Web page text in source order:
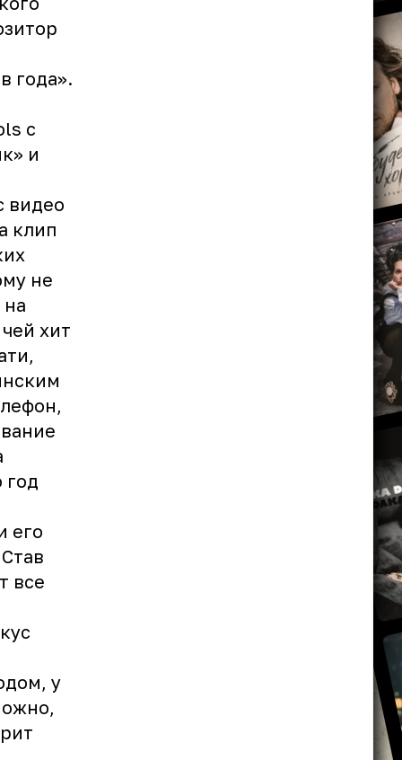
года».
с
и
видео
клип
не
хит
год
его
все
у